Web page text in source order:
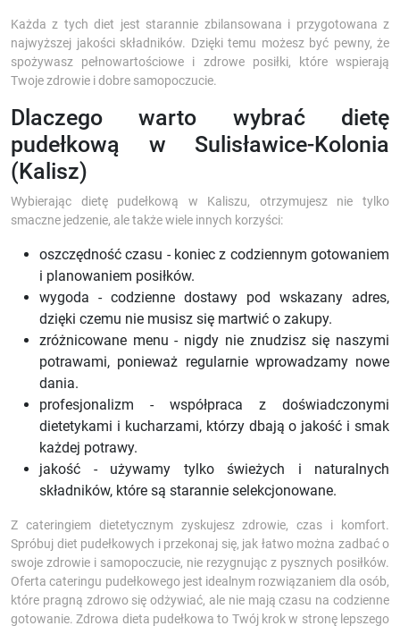
Każda z tych diet jest starannie zbilansowana i przygotowana z
najwyższej jakości składników. Dzięki temu możesz być pewny, że
spożywasz pełnowartościowe i zdrowe posiłki, które wspierają
Twoje zdrowie i dobre samopoczucie.
Dlaczego warto wybrać dietę
pudełkową w Sulisławice-Kolonia
(Kalisz)
Wybierając dietę pudełkową w Kaliszu, otrzymujesz nie tylko
smaczne jedzenie, ale także wiele innych korzyści:
oszczędność czasu - koniec z codziennym gotowaniem
i planowaniem posiłków.
wygoda - codzienne dostawy pod wskazany adres,
dzięki czemu nie musisz się martwić o zakupy.
zróżnicowane menu - nigdy nie znudzisz się naszymi
potrawami, ponieważ regularnie wprowadzamy nowe
dania.
profesjonalizm - współpraca z doświadczonymi
dietetykami i kucharzami, którzy dbają o jakość i smak
każdej potrawy.
jakość - używamy tylko świeżych i naturalnych
składników, które są starannie selekcjonowane.
Z cateringiem dietetycznym zyskujesz zdrowie, czas i komfort.
Spróbuj diet pudełkowych i przekonaj się, jak łatwo można zadbać o
swoje zdrowie i samopoczucie, nie rezygnując z pysznych posiłków.
Oferta cateringu pudełkowego jest idealnym rozwiązaniem dla osób,
które pragną zdrowo się odżywiać, ale nie mają czasu na codzienne
gotowanie. Zdrowa dieta pudełkowa to Twój krok w stronę lepszego